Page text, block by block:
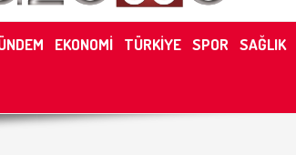
EKONOMİ TÜRKİYE SPOR SAĞLIK